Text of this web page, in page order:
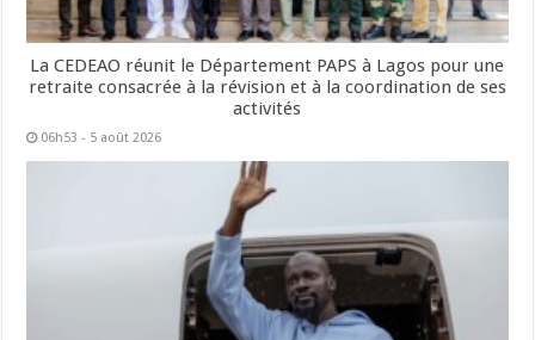
La CEDEAO réunit le Département PAPS à Lagos pour une
retraite consacrée à la révision et à la coordination de ses
activités
06h53 - 5 août 2026